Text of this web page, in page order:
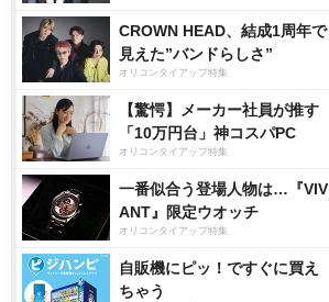
CROWN HEAD、結成1周年で
見えた”バンドらしさ”
オリコンタイアップ特集
【驚愕】メーカー社員が推す
「10万円台」神コスパPC
オリコンタイアップ特集
一番似合う登場人物は…『VIV
ANT』限定ウオッチ
オリコンタイアップ特集
自販機にピッ！ですぐに買え
ちゃう